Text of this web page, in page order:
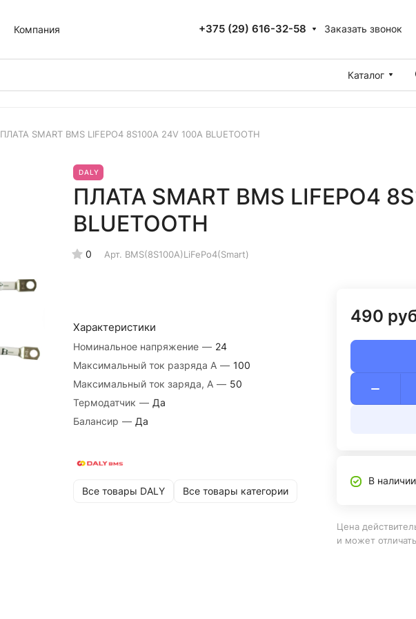
Компания +375 (29) 616-32-58 Заказать звонок
Каталог
ПЛАТА SMART BMS LIFEPO4 8S100A 24V 100A BLUETOOTH
DALY
ПЛАТА SMART BMS LIFEPO4
BLUETOOTH
0 Арт. BMS(8S100A)LiFePo4(Smart)
Характеристики
Номинальное напряжение — 24
Максимальный ток разряда А — 100
Максимальный ток заряда, A — 50
Термодатчик — Да
Балансир — Да
Все товары DALY Все товары категории
490
В наличии
Цена
и может